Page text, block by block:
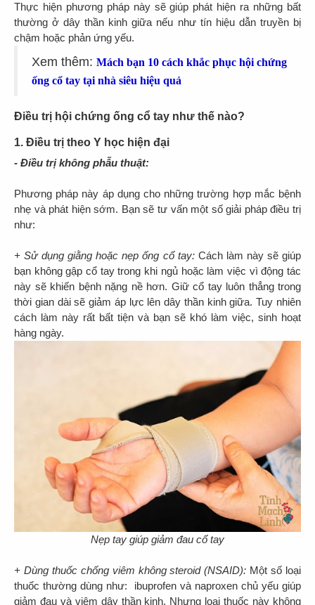
Thực hiện phương pháp này sẽ giúp phát hiện ra những bất
thường ở dây thần kinh giữa nếu như tín hiệu dẫn truyền bị
chậm hoặc phản ứng yếu.
Xem thêm: Mách bạn 10 cách khắc phục hội chứng
ống cổ tay tại nhà siêu hiệu quả
Điều trị hội chứng ống cổ tay như thế nào?
1. Điều trị theo Y học hiện đại
- Điều trị không phẫu thuật:
Phương pháp này áp dụng cho những trường hợp mắc bệnh
nhẹ và phát hiện sớm. Bạn sẽ tư vấn một số giải pháp điều trị
như:
+ Sử dụng giằng hoặc nẹp ống cổ tay: Cách làm này sẽ giúp
bạn không gập cổ tay trong khi ngủ hoặc làm việc vì động tác
này sẽ khiến bệnh nặng nề hơn. Giữ cổ tay luôn thẳng trong
thời gian dài sẽ giảm áp lực lên dây thần kinh giữa. Tuy nhiên
cách làm này rất bất tiện và bạn sẽ khó làm việc, sinh hoạt
hàng ngày.
Nẹp tay giúp giảm đau cổ tay
+ Dùng thuốc chống viêm không steroid (NSAID): Một số loại
thuốc thường dùng như: ibuprofen và naproxen chủ yếu giúp
giảm đau và viêm dây thần kinh. Nhưng loại thuốc này không